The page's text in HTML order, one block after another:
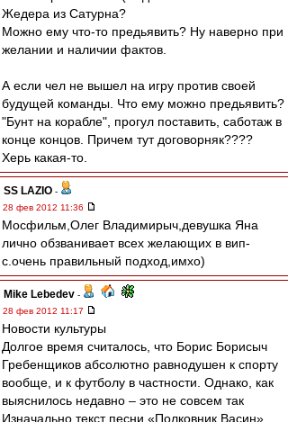
Жедера из Сатурна?
Можно ему что-то предьявить? Ну наверно при
желании и наличии фактов.
А если чел не вышел на игру против своей
будущей команды. Что ему можно предьявить?
"Бунт на корабле", прогул поставить, саботаж в
конце концов. Причем тут договорняк????
Херь какая-то.
SS LAZIO -
28 фев 2012 11:36
Мосфильм,Олег Владимирыч,девушка Яна
лично обзванивает всех желающих в вип-
с.очень правильный подход,имхо)
Mike Lebedev -
28 фев 2012 11:17
Новости культуры
Долгое время считалось, что Борис Борисыч
Гребенщиков абсолютно равнодушен к спорту
вообще, и к футболу в частности. Однако, как
выяснилось недавно – это не совсем так
Изначально текст песни «Полковник Васин»